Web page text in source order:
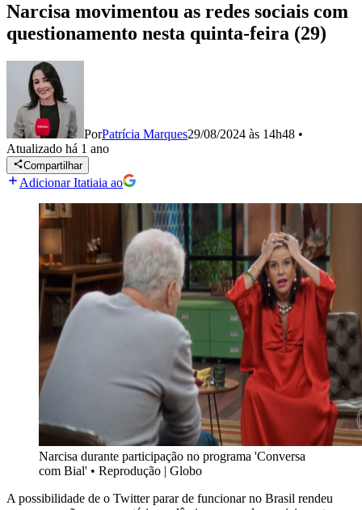
Narcisa movimentou as redes sociais com
questionamento nesta quinta-feira (29)
PorPatrícia Marques29/08/2024 às 14h48 •
Atualizado há 1 ano
Compartilhar
Adicionar Itatiaia ao
Narcisa durante participação no programa 'Conversa
com Bial' • Reprodução | Globo
A possibilidade de o Twitter parar de funcionar no Brasil rendeu